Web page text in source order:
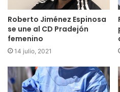
Roberto Jiménez Espinosa
se une al CD Pradejón
femenino
14 julio, 2021